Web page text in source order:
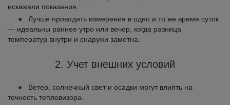
искажали показания.
Лучше проводить измерения в одно и то же время суток
— идеальны раннее утро или вечер, когда разница
температур внутри и снаружи заметна.
2. Учет внешних условий
Ветер, солнечный свет и осадки могут влиять на
точность тепловизора.